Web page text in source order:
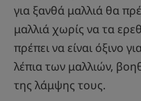
για ξανθά μαλλιά θα
μαλλιά χωρίς να τα
πρέπει να είναι όξινο
λέπια των μαλλιών,
της λάμψης τους.